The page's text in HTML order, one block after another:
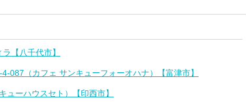
【八千代市】
087（カフェ サンキューフォーオハナ）【富津市】
ューハウスセト）【印西市】